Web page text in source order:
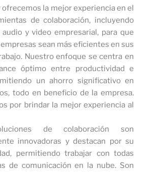
la mejor experiencia en el
de colaboración, incluyendo
y video empresarial, para que
sean más eficientes en sus
Nuestro enfoque se centra en
óptimo entre productividad e
un ahorro significativo en
todo en beneficio de la empresa.
por brindar la mejor experiencia al
de colaboración son
innovadoras y destacan por su
permitiendo trabajar con todas
de comunicación en la nube. Son